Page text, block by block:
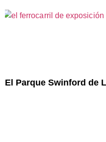
El Parque Swinford de